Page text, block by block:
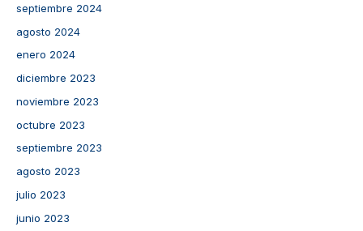
septiembre 2024
agosto 2024
enero 2024
diciembre 2023
noviembre 2023
octubre 2023
septiembre 2023
agosto 2023
julio 2023
junio 2023